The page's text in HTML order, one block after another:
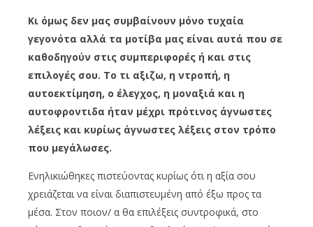
Κι όμως δεν μας συμβαίνουν μόνο τυχαία
γεγονότα αλλά τα μοτίβα μας είναι αυτά που σε
καθοδηγούν στις συμπεριφορές ή και στις
επιλογές σου. Το τι αξιζω, η ντροπή, η
αυτοεκτίμηση, ο έλεγχος, η μοναξιά και η
αυτοφροντιδα ήταν μέχρι πρότινος άγνωστες
λέξεις και κυρίως άγνωστες λέξεις στον τρόπο
που μεγάλωσες.
Ενηλικιώθηκες πιστεύοντας κυρίως ότι η αξία σου
χρειάζεται να είναι διαπιστευμένη από έξω προς τα
μέσα. Στον ποιον/ α θα επιλέξεις συντροφικά, στο